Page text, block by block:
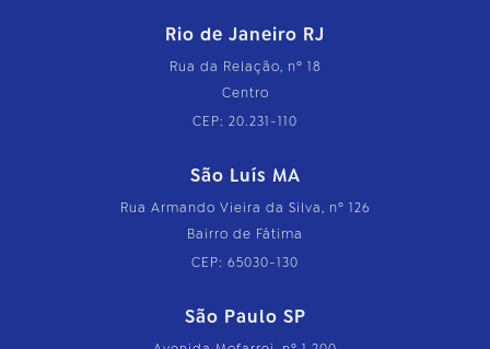
Rio de Janeiro RJ
Rua da Relação, nº 18
Centro
CEP: 20.231-110
São Luís MA
Rua Armando Vieira da Silva, nº 126
Bairro de Fátima
CEP: 65030-130
São Paulo SP